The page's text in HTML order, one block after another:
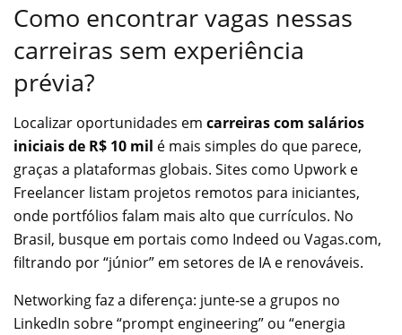
Como encontrar vagas nessas
carreiras sem experiência
prévia?
Localizar oportunidades em carreiras com salários
iniciais de R$ 10 mil é mais simples do que parece,
graças a plataformas globais. Sites como Upwork e
Freelancer listam projetos remotos para iniciantes,
onde portfólios falam mais alto que currículos. No
Brasil, busque em portais como Indeed ou Vagas.com,
filtrando por “júnior” em setores de IA e renováveis.
Networking faz a diferença: junte-se a grupos no
LinkedIn sobre “prompt engineering” ou “energia